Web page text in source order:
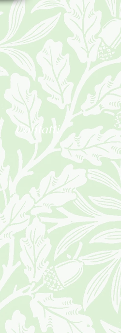
Contatti